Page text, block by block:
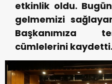
etkinlik oldu.
gelmemizi
Başkanımıza
cümlelerini kaydetti.